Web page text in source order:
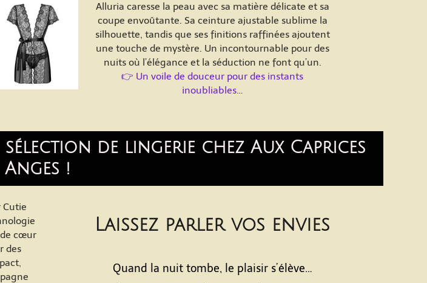
Alluria caresse la peau avec sa matière délicate et sa
coupe envoûtante. Sa ceinture ajustable sublime la
silhouette, tandis que ses finitions raffinées ajoutent
une touche de mystère. Un incontournable pour des
nuits où l’élégance et la séduction ne font qu’un.
👉 Un voile de douceur pour des instants
inoubliables…
de lingerie chez Aux Caprices
Anges !
Cutie
de cœur
des
Laissez parler vos envies
Quand la nuit tombe, le plaisir s’élève…